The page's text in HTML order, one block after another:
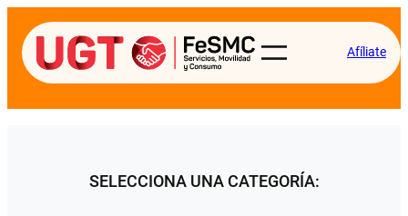
Afíliate
SELECCIONA UNA CATEGORÍA: